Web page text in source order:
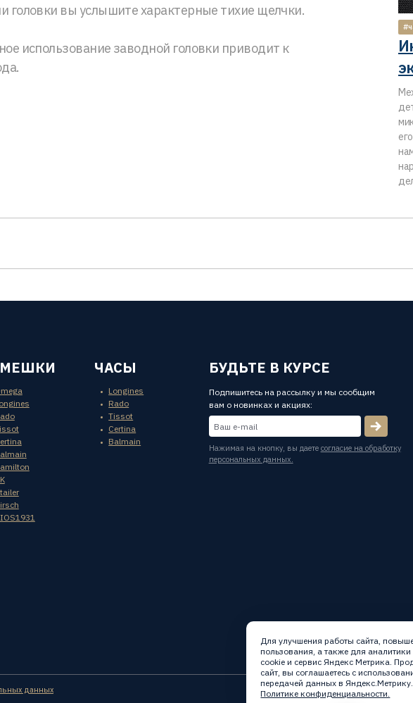
головки вы услышите характерные тихие щелчки.
использование заводной головки приводит к
ЧАСЫ
Longines
Rado
Tissot
Certina
Balmain
БУДЬТЕ В КУРСЕ
Подпишитесь на рассылку и мы сообщим
вам о новинках и акциях:
Нажимая на кнопку, вы даете согласие на обработку
персональных данных.
данных
Для улучшения работы сайта,
пользования, а также для
cookie и сервис Яндекс Метрика.
сайт, вы соглашаетесь с
передачей данных в
Политике конфиденциальности.